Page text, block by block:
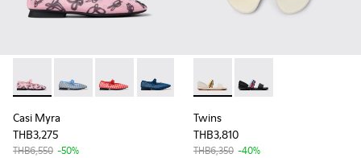
Casi Myra - K201628-006 - Multicolor Recycled PET
Casi Myra - K201628-011
Casi Myra - K201628-010
Casi Myra - K201628-008
Casi Myra - K201628-007
Casi Myra - K201628-
Casi Myra -
Casi Myra
THB3,275
THB6,550 -50%
Twins - K201710-003 -
Twins - K201710-001
Twins
THB3,810
THB6,350 -40%